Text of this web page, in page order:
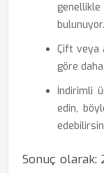
bulunuyor.
Çift veya
göre
İndirimli
edin,
Sonuç olarak: